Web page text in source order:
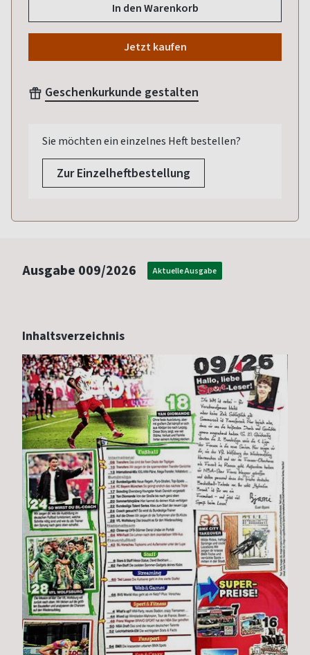
In den Warenkorb
Jetzt kaufen
Geschenkurkunde gestalten
Sie möchten ein einzelnes Heft bestellen?
Zur Einzelheftbestellung
Ausgabe 009/2026 Aktuelle Ausgabe
Inhaltsverzeichnis